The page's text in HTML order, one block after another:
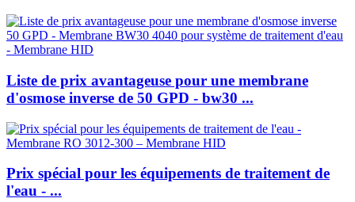
Liste de prix avantageuse pour une membrane
d'osmose inverse de 50 GPD - bw30 ...
Prix ​​spécial pour les équipements de traitement de
l'eau - ...